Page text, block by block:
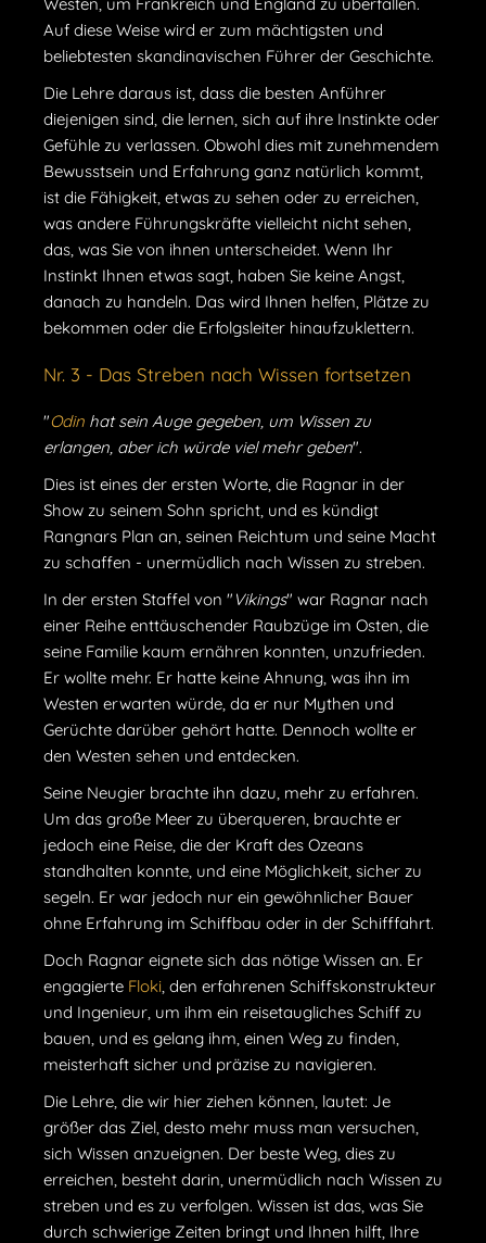
Auf diese Weise wird er zum mächtigsten und
beliebtesten skandinavischen Führer der Geschichte.
Die Lehre daraus ist, dass die besten Anführer
diejenigen sind, die lernen, sich auf ihre Instinkte oder
Gefühle zu verlassen. Obwohl dies mit zunehmendem
Bewusstsein und Erfahrung ganz natürlich kommt,
ist die Fähigkeit, etwas zu sehen oder zu erreichen,
was andere Führungskräfte vielleicht nicht sehen,
das, was Sie von ihnen unterscheidet. Wenn Ihr
Instinkt Ihnen etwas sagt, haben Sie keine Angst,
danach zu handeln. Das wird Ihnen helfen, Plätze zu
bekommen oder die Erfolgsleiter hinaufzuklettern.
Nr. 3 - Das Streben nach Wissen fortsetzen
"Odin hat sein Auge gegeben, um Wissen zu
erlangen, aber ich würde viel mehr geben".
Dies ist eines der ersten Worte, die Ragnar in der
Show zu seinem Sohn spricht, und es kündigt
Rangnars Plan an, seinen Reichtum und seine Macht
zu schaffen - unermüdlich nach Wissen zu streben.
In der ersten Staffel von " Vikings" war Ragnar nach
einer Reihe enttäuschender Raubzüge im Osten, die
seine Familie kaum ernähren konnten, unzufrieden.
Er wollte mehr. Er hatte keine Ahnung, was ihn im
Westen erwarten würde, da er nur Mythen und
Gerüchte darüber gehört hatte. Dennoch wollte er
den Westen sehen und entdecken.
Seine Neugier brachte ihn dazu, mehr zu erfahren.
Um das große Meer zu überqueren, brauchte er
jedoch eine Reise, die der Kraft des Ozeans
standhalten konnte, und eine Möglichkeit, sicher zu
segeln. Er war jedoch nur ein gewöhnlicher Bauer
ohne Erfahrung im Schiffbau oder in der Schifffahrt.
Doch Ragnar eignete sich das nötige Wissen an. Er
engagierte Floki , den erfahrenen Schiffskonstrukteur
und Ingenieur, um ihm ein reisetaugliches Schiff zu
bauen, und es gelang ihm, einen Weg zu finden,
meisterhaft sicher und präzise zu navigieren.
Die Lehre, die wir hier ziehen können, lautet: Je
größer das Ziel, desto mehr muss man versuchen,
sich Wissen anzueignen. Der beste Weg, dies zu
erreichen, besteht darin, unermüdlich nach Wissen zu
streben und es zu verfolgen. Wissen ist das, was Sie
durch schwierige Zeiten bringt und Ihnen hilft, Ihre